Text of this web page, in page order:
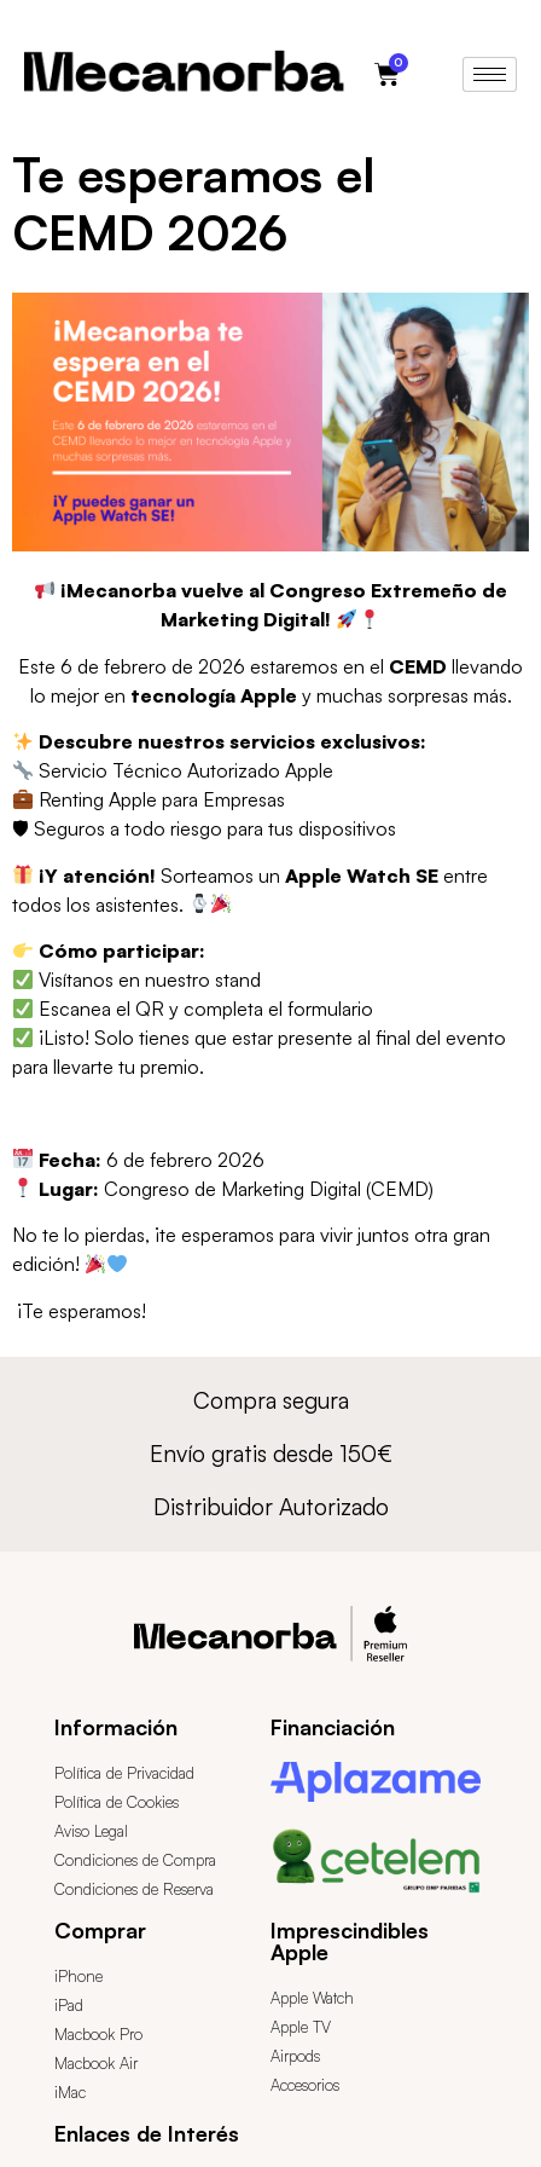
0
Te esperamos el
CEMD 2026
¡Mecanorba vuelve al Congreso Extremeño de
Marketing Digital!
Este 6 de febrero de 2026 estaremos en el CEMD llevando
lo mejor en tecnología Apple y muchas sorpresas más.
Descubre nuestros servicios exclusivos:
Servicio Técnico Autorizado Apple
Renting Apple para Empresas
🛡 Seguros a todo riesgo para tus dispositivos
¡Y atención! Sorteamos unApple Watch SE entre
todos los asistentes.
Cómo participar:
Visítanos en nuestro stand
Escanea el QR y completa el formulario
¡Listo! Solo tienes que estar presente al final del evento
para llevarte tu premio.
Fecha: 6 de febrero 2026
Lugar: Congreso de Marketing Digital (CEMD)
No te lo pierdas, ¡te esperamos para vivir juntos otra gran
edición!
¡Te esperamos!
Compra segura
Envío gratis desde 150€
Distribuidor Autorizado
Información
Política de Privacidad
Política de Cookies
Aviso Legal
Condiciones de Compra
Condiciones de Reserva
Financiación
Comprar
iPhone
iPad
Macbook Pro
Macbook Air
iMac
Imprescindibles
Apple
Apple Watch
Apple TV
Airpods
Accesorios
Enlaces de Interés